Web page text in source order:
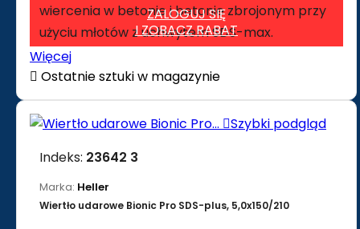
wiercenia w betonie i betonie zbrojonym przy
użyciu młotów z uchwytem SDS-max.
ZALOGUJ SIĘ
I ZOBACZ RABAT
Więcej
 Ostatnie sztuki w magazynie
Szybki podgląd
Indeks: 23642 3
Marka: Heller
Wiertło udarowe Bionic Pro SDS-plus, 5,0x150/210